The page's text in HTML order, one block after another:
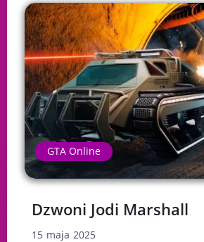
GTA Online
Dzwoni Jodi Marshall
15 maja 2025